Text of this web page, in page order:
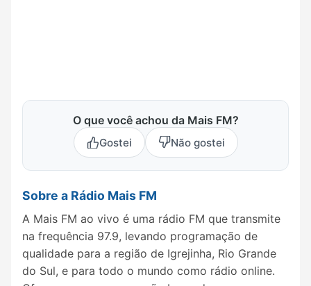
O que você achou da Mais FM?
Gostei Não gostei
Sobre a Rádio Mais FM
A Mais FM ao vivo é uma rádio FM que transmite
na frequência 97.9, levando programação de
qualidade para a região de Igrejinha, Rio Grande
do Sul, e para todo o mundo como rádio online.